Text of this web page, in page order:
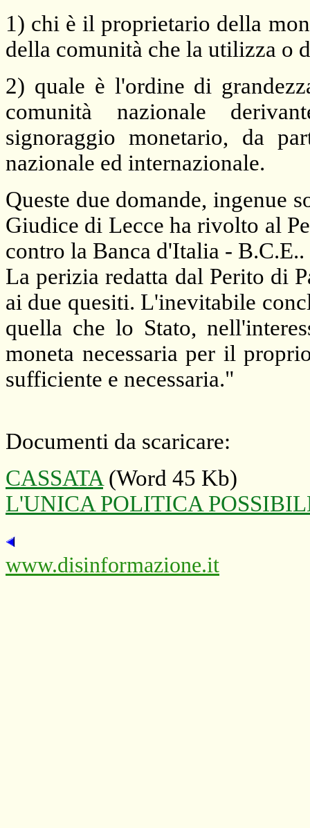
1) chi è il proprietario della
della comunità che la utilizza o
2) quale è l'ordine di
comunità nazionale
signoraggio monetario, da
nazionale ed internazionale.
Queste due domande, ingenue
Giudice di Lecce ha rivolto al
contro la Banca d'Italia - B.C.E..
La perizia redatta dal Perito di
ai due quesiti. L'inevitabile
quella che lo Stato,
moneta necessaria per il
sufficiente e necessaria."
Documenti da scaricare:
CASSATA (Word 45 Kb)
L'UNICA POLITICA
www.disinformazione.it